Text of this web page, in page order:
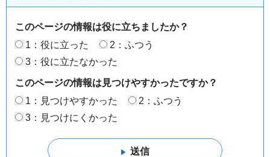
このページの情報は役に立ちましたか？
1：役に立った
2：ふつう
3：役に立たなかった
このページの情報は見つけやすかったですか？
1：見つけやすかった
2：ふつう
3：見つけにくかった